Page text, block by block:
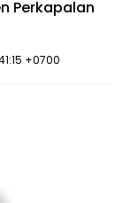
Perkapalan
+0700